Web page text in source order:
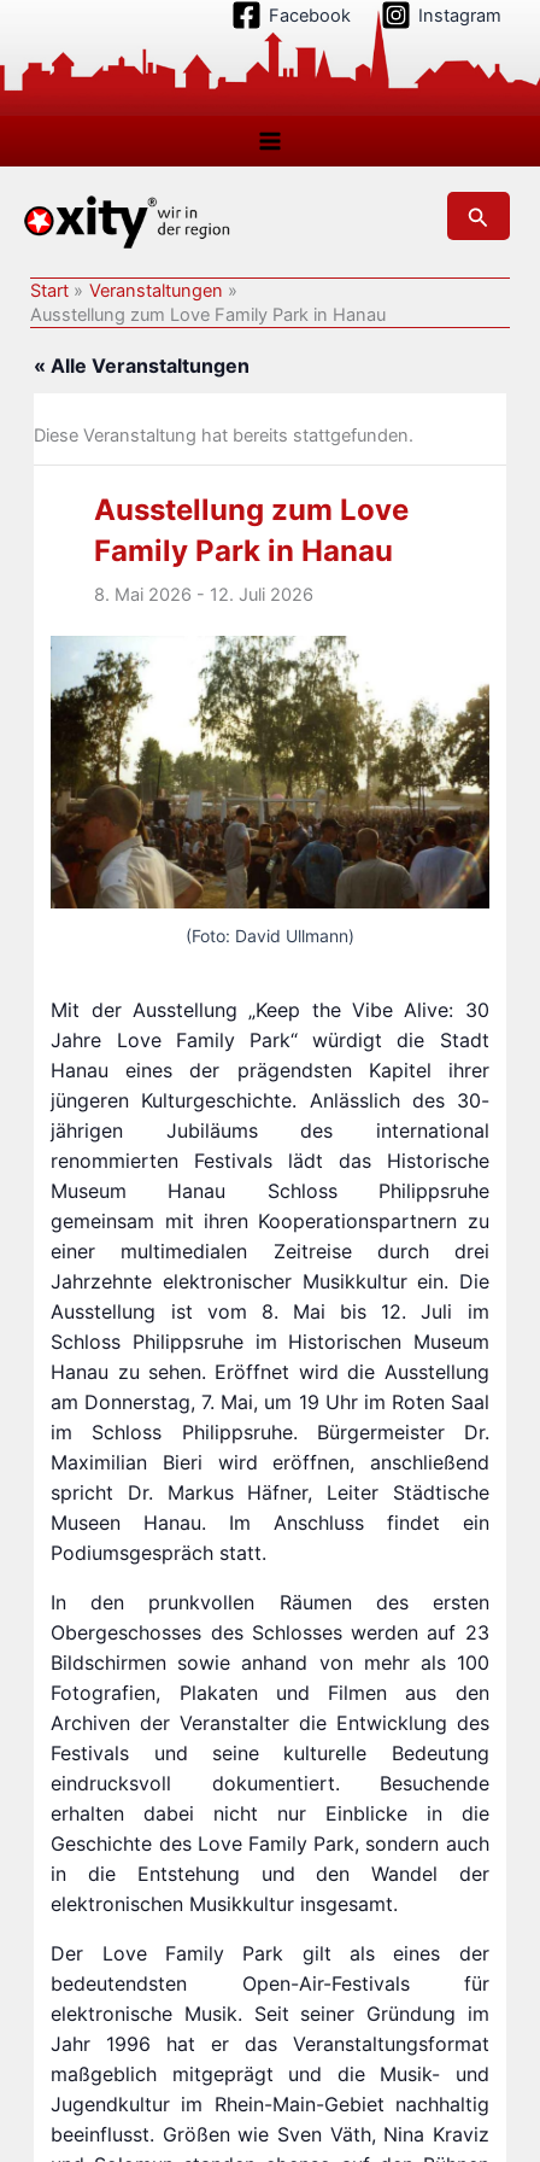
springen
Facebook Instagram
Suchen
Start
Veranstaltungen
Ausstellung zum Love Family Park in Hanau
« Alle Veranstaltungen
Diese Veranstaltung hat bereits stattgefunden.
Ausstellung zum Love
Family Park in Hanau
8. Mai 2026 - 12. Juli 2026
(Foto: David Ullmann)
Mit der Ausstellung „Keep the Vibe Alive: 30
Jahre Love Family Park“ würdigt die Stadt
Hanau eines der prägendsten Kapitel ihrer
jüngeren Kulturgeschichte. Anlässlich des 30-
jährigen Jubiläums des international
renommierten Festivals lädt das Historische
Museum Hanau Schloss Philippsruhe
gemeinsam mit ihren Kooperationspartnern zu
einer multimedialen Zeitreise durch drei
Jahrzehnte elektronischer Musikkultur ein. Die
Ausstellung ist vom 8. Mai bis 12. Juli im
Schloss Philippsruhe im Historischen Museum
Hanau zu sehen. Eröffnet wird die Ausstellung
am Donnerstag, 7. Mai, um 19 Uhr im Roten Saal
im Schloss Philippsruhe. Bürgermeister Dr.
Maximilian Bieri wird eröffnen, anschließend
spricht Dr. Markus Häfner, Leiter Städtische
Museen Hanau. Im Anschluss findet ein
Podiumsgespräch statt.
In den prunkvollen Räumen des ersten
Obergeschosses des Schlosses werden auf 23
Bildschirmen sowie anhand von mehr als 100
Fotografien, Plakaten und Filmen aus den
Archiven der Veranstalter die Entwicklung des
Festivals und seine kulturelle Bedeutung
eindrucksvoll dokumentiert. Besuchende
erhalten dabei nicht nur Einblicke in die
Geschichte des Love Family Park, sondern auch
in die Entstehung und den Wandel der
elektronischen Musikkultur insgesamt.
Der Love Family Park gilt als eines der
bedeutendsten Open-Air-Festivals für
elektronische Musik. Seit seiner Gründung im
Jahr 1996 hat er das Veranstaltungsformat
maßgeblich mitgeprägt und die Musik- und
Jugendkultur im Rhein-Main-Gebiet nachhaltig
beeinflusst. Größen wie Sven Väth, Nina Kraviz